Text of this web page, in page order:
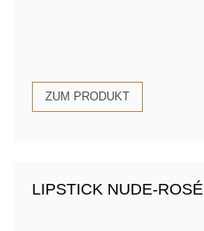
ZUM PRODUKT
LIPSTICK NUDE-ROSÉ